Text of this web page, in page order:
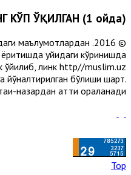
КЎП ЎҚИЛГАН (1 ойда)
маълумотлардан
қуйидаги кўринишда
қўйилиб, линк http//muslim.uz
йўналтирилган бўлиши шарт.
назардан қаттиқ қораланади.
Top